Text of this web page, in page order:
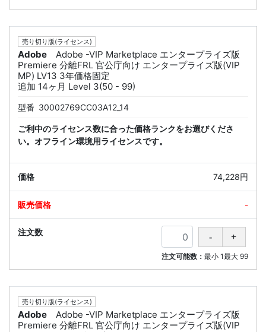
売り切り版(ライセンス)
Adobe
Adobe -VIP Marketplace エンタープライズ版
Premiere 分離FRL 官公庁向け エンタープライズ版(VIP
MP) LV13 3年価格固定
追加 14ヶ月 Level 3(50 - 99)
型番 30002769CC03A12_14
ご利中のライセンス数に合った価格ランクをお選びくださ
い。オフライン環境用ライセンスです。
74,228円
-
注文可能数： 最小 1最大 99
売り切り版(ライセンス)
Adobe
Adobe -VIP Marketplace エンタープライズ版
Premiere 分離FRL 官公庁向け エンタープライズ版(VIP